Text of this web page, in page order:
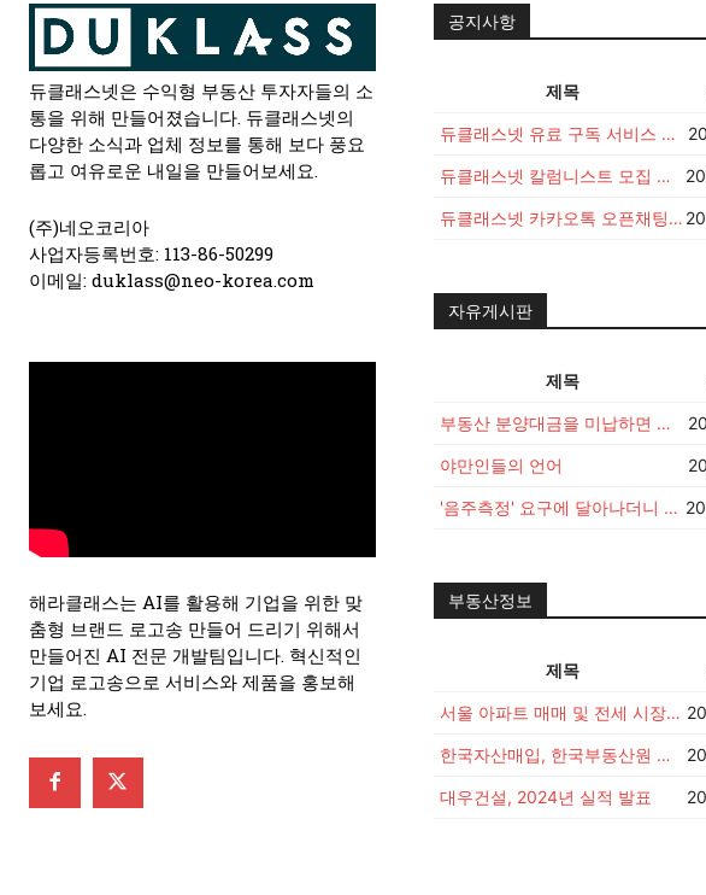
듀클래스넷은 수익형 부동산 투자자들의 소
통을 위해 만들어졌습니다. 듀클래스넷의
다양한 소식과 업체 정보를 통해 보다 풍요
롭고 여유로운 내일을 만들어보세요.
(주)네오코리아
사업자등록번호: 113-86-50299
이메일: duklass@neo-korea.com
해라클래스는 AI를 활용해 기업을 위한 맞
춤형 브랜드 로고송 만들어 드리기 위해서
만들어진 AI 전문 개발팀입니다. 혁신적인
기업 로고송으로 서비스와 제품을 홍보해
보세요.
공지사항
제목
듀클래스넷 유료 구독 서비스 전환 안내
듀클래스넷 칼럼니스트 모집 공고
듀클래스넷 카카오톡 오픈채팅 오픈 안내
자유게시판
제목
부동산 분양대금을 미납하면 일어나는 일
야만인들의 언어
'음주측정' 요구에 달아나더니 결국..결혼 앞둔 30대 미화원 참변, 운전자는 채혈거부
부동산정보
제목
서울 아파트 매매 및 전세 시장 동향
한국자산매입, 한국부동산원 강남사옥에 AI랩 설립
대우건설, 2024년 실적 발표